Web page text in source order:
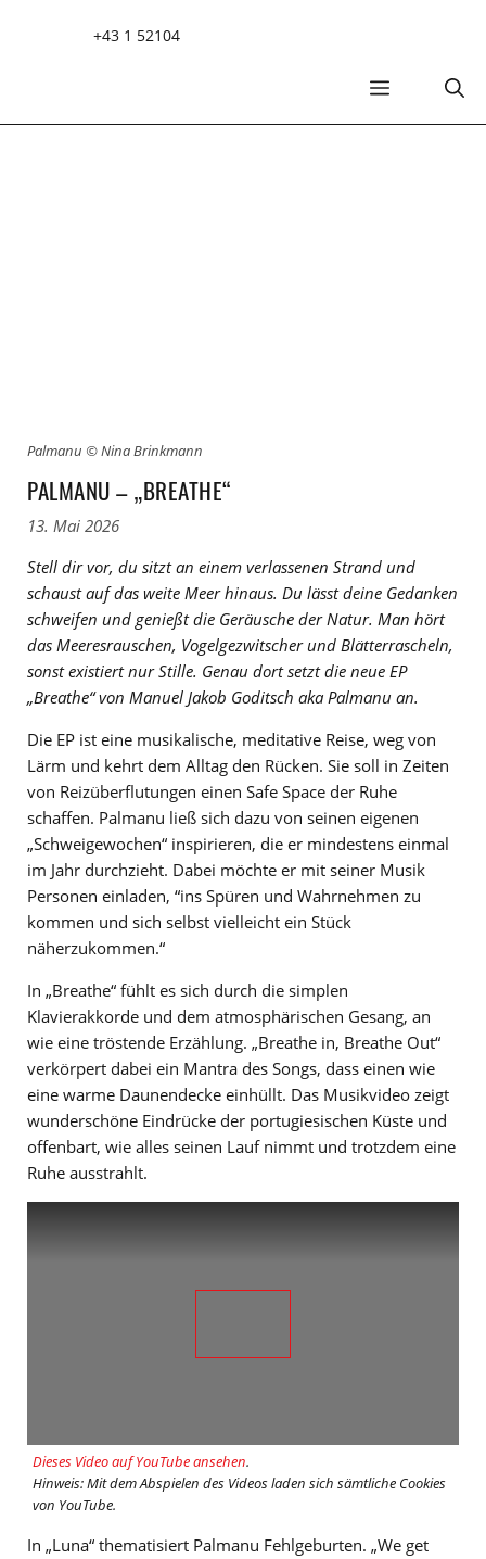
+43 1 52104
MENÜ
Palmanu © Nina Brinkmann
PALMANU – „BREATHE“
13. Mai 2026
Stell dir vor, du sitzt an einem verlassenen Strand und
schaust auf das weite Meer hinaus. Du lässt deine Gedanken
schweifen und genießt die Geräusche der Natur. Man hört
das Meeresrauschen, Vogelgezwitscher und Blätterrascheln,
sonst existiert nur Stille. Genau dort setzt die neue EP
„Breathe“von Manuel Jakob Goditsch aka Palmanu an.
Die EP ist eine musikalische, meditative Reise, weg von
Lärm und kehrt dem Alltag den Rücken. Sie soll in Zeiten
von Reizüberflutungen einen Safe Space der Ruhe
schaffen. Palmanu ließ sich dazu von seinen eigenen
„Schweigewochen“ inspirieren, die er mindestens einmal
im Jahr durchzieht. Dabei möchte er mit seiner Musik
Personen einladen, “ins Spüren und Wahrnehmen zu
kommen und sich selbst vielleicht ein Stück
näherzukommen.“
In „Breathe“ fühlt es sich durch die simplen
Klavierakkorde und dem atmosphärischen Gesang, an
wie eine tröstende Erzählung. „Breathe in, Breathe Out“
verkörpert dabei ein Mantra des Songs, dass einen wie
eine warme Daunendecke einhüllt. Das Musikvideo zeigt
wunderschöne Eindrücke der portugiesischen Küste und
offenbart, wie alles seinen Lauf nimmt und trotzdem eine
Ruhe ausstrahlt.
Dieses Video auf YouTube ansehen.
Hinweis: Mit dem Abspielen des Videos laden sich sämtliche Cookies
von YouTube.
In „Luna“ thematisiert Palmanu Fehlgeburten. „We get